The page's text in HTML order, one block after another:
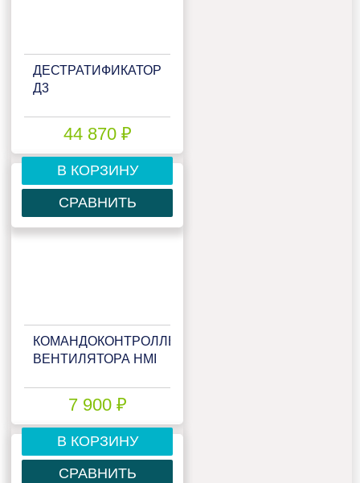
ДЕСТРАТИФИКАТОР
Д3
44 870 ₽
В КОРЗИНУ
СРАВНИТЬ
КОМАНДОКОНТРОЛЛЕР
ВЕНТИЛЯТОРА HMI
7 900 ₽
В КОРЗИНУ
СРАВНИТЬ